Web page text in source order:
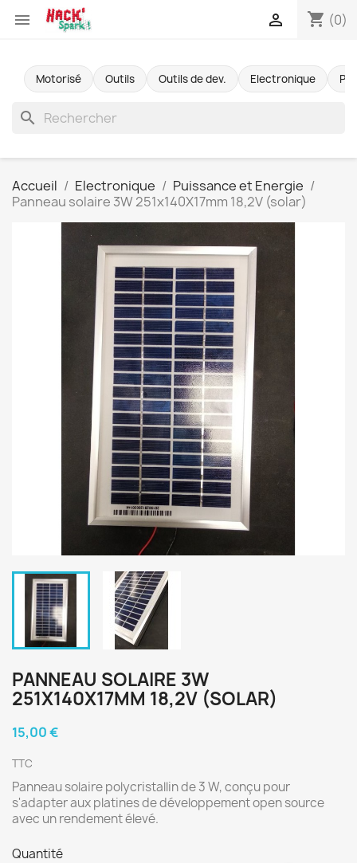
 shopping_cart (0)

Motorisé Outils Outils de dev. Electronique
search
Accueil Electronique
Puissance et Energie
Panneau solaire 3W 251x140X17mm 18,2V (solar)
PANNEAU SOLAIRE 3W
251X140X17MM 18,2V (SOLAR)
15,00 €
TTC
Panneau solaire polycristallin de 3 W, conçu pour
s'adapter aux platines de développement open source
avec un rendement élevé.
Quantité